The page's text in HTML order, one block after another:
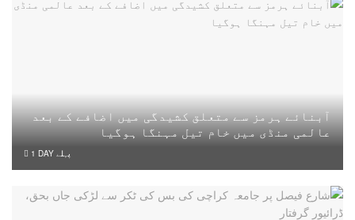
آبنائے ہرمز سے متعلق کشیدگی میں اضافے کے بعد
عالمی منڈی میں خام تیل مہنگا ہوگیا
1 DAY پہلے